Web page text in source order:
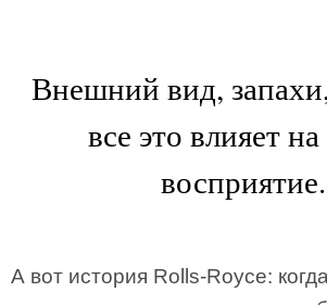
Внешний вид,
все это влияет
восприятие.
А вот история Rolls-Royce: